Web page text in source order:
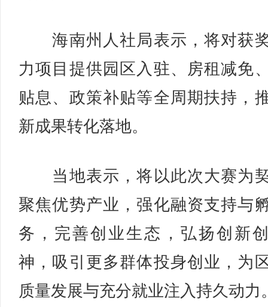
海南州人社局表示，将对获
力项目提供园区入驻、房租减免
贴息、政策补贴等全周期扶持，
新成果转化落地。
当地表示，将以此次大赛为
聚焦优势产业，强化融资支持与
务，完善创业生态，弘扬创新
神，吸引更多群体投身创业，为
质量发展与充分就业注入持久动力